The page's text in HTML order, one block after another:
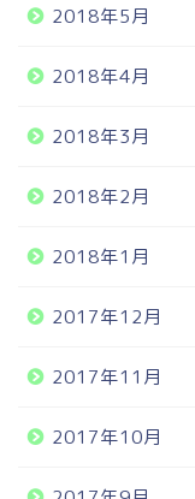
2018年5月
2018年4月
2018年3月
2018年2月
2018年1月
2017年12月
2017年11月
2017年10月